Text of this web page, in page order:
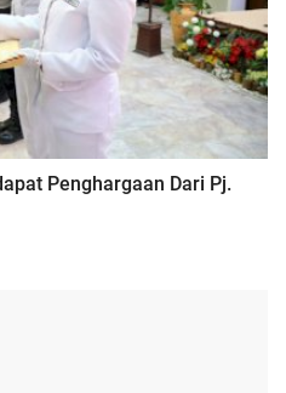
Penghargaan Dari Pj.